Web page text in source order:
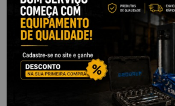
ferramentas automotivas
terminal de direção